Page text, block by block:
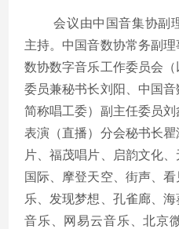
会议由中国音集协副
主持。中国音数协常务副理
数协数字音乐工作委员会
委员兼秘书长刘阳、中国
简称唱工委）副主任委员
表演（直播）分会秘书长
片、福茂唱片、启韵文化
国际、摩登天空、街声、
乐、发现梦想、孔雀廊、
音乐、网易云音乐、北京